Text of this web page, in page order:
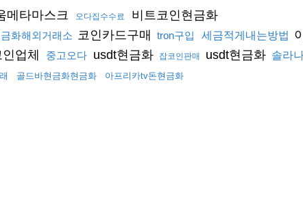
메타마스크 오다집수수료 비트코인현금화
화해외거래소 코인카드구매 tron구입 세금적게내는방법
업체 중고오다 usdt현금화 잡코인판매 usdt현금화 솔라
골드바현금화현금화
아프리카tv돈현금화